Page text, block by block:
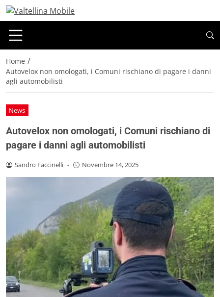
Home /
Autovelox non omologati, i Comuni rischiano di pagare i danni
agli automobilisti
News
Autovelox non omologati, i Comuni rischiano di
pagare i danni agli automobilisti
Sandro Faccinelli - Novembre 14, 2025